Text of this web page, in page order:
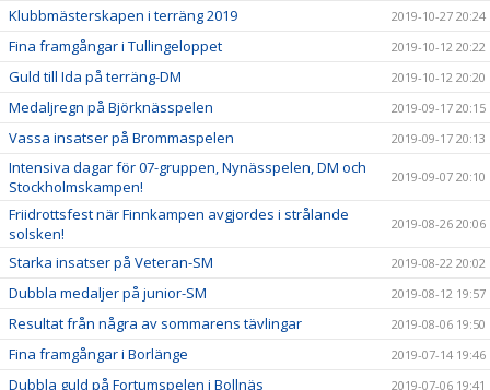
Klubbmästerskapen i terräng 2019 2019-10-27 20:24
Fina framgångar i Tullingeloppet 2019-10-12 20:22
Guld till Ida på terräng-DM 2019-10-12 20:20
Medaljregn på Björknässpelen 2019-09-17 20:15
Vassa insatser på Brommaspelen 2019-09-17 20:13
Intensiva dagar för 07-gruppen, Nynässpelen, DM och
Stockholmskampen!
2019-09-07 20:10
Friidrottsfest när Finnkampen avgjordes i strålande
solsken!
2019-08-26 20:06
Starka insatser på Veteran-SM 2019-08-22 20:02
Dubbla medaljer på junior-SM 2019-08-12 19:57
Resultat från några av sommarens tävlingar 2019-08-06 19:50
Fina framgångar i Borlänge 2019-07-14 19:46
Dubbla guld på Fortumspelen i Bollnäs 2019-07-06 19:41